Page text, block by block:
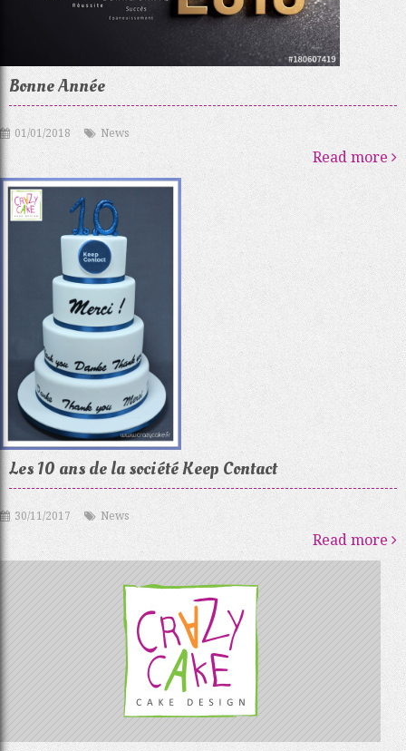
Bonne Année
01/01/2018 News
Read more
Les 10 ans de la société Keep Contact
30/11/2017 News
Read more